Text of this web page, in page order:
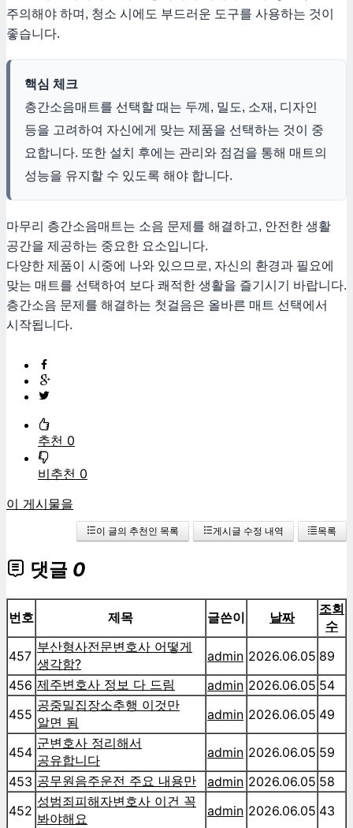
주의해야 하며, 청소 시에도 부드러운 도구를 사용하는 것이
좋습니다.
핵심 체크
층간소음매트를 선택할 때는 두께, 밀도, 소재, 디자인
등을 고려하여 자신에게 맞는 제품을 선택하는 것이 중
요합니다. 또한 설치 후에는 관리와 점검을 통해 매트의
성능을 유지할 수 있도록 해야 합니다.
마무리 층간소음매트는 소음 문제를 해결하고, 안전한 생활
공간을 제공하는 중요한 요소입니다.
다양한 제품이 시중에 나와 있으므로, 자신의 환경과 필요에
맞는 매트를 선택하여 보다 쾌적한 생활을 즐기시기 바랍니다.
층간소음 문제를 해결하는 첫걸음은 올바른 매트 선택에서
시작됩니다.
추천 0
비추천 0
이 게시물을
이 글의 추천인 목록 게시글 수정 내역 목록
댓글 0
번호 제목 글쓴이 날짜
조회
수
457
부산형사전문변호사 어떻게
생각함?
admin 2026.06.05 89
456 제주변호사 정보 다 드림 admin 2026.06.05 54
455
공중밀집장소추행 이것만
알면 됨
admin 2026.06.05 49
454
군변호사 정리해서
공유합니다
admin 2026.06.05 59
453 공무원음주운전 주요 내용만 admin 2026.06.05 58
452
성범죄피해자변호사 이건 꼭
봐야해요
admin 2026.06.05 43